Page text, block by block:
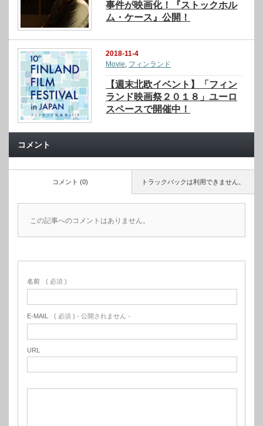
事件が映画化！『ストックホル
ム・ケース』公開！
2018-11-4
Movie, フィンランド
【週末北欧イベント】「フィン
ランド映画祭２０１８」ユーロ
スペースで開催中！
コメント
トラックバックは利用できません。
コメント (0)
この記事へのコメントはありません。
名前 ( 必須 )
E-MAIL ( 必須 ) - 公開されません -
URL